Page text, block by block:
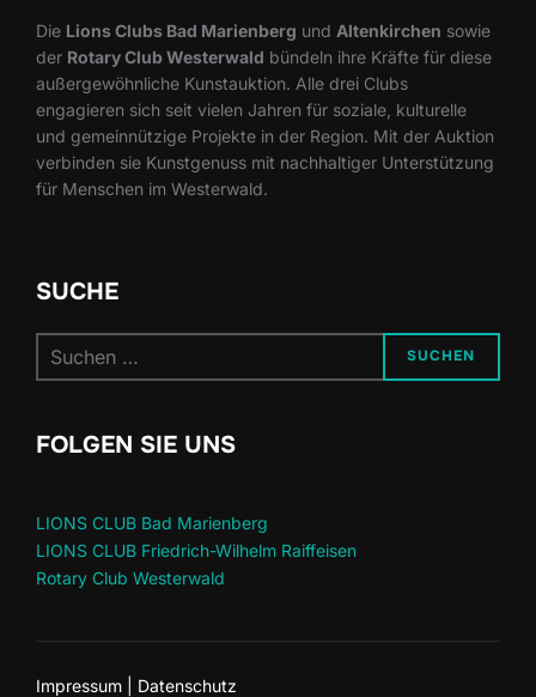
Die Lions Clubs Bad Marienberg und Altenkirchen sowie
der Rotary Club Westerwald bündeln ihre Kräfte für diese
außergewöhnliche Kunstauktion. Alle drei Clubs
engagieren sich seit vielen Jahren für soziale, kulturelle
und gemeinnützige Projekte in der Region. Mit der Auktion
verbinden sie Kunstgenuss mit nachhaltiger Unterstützung
für Menschen im Westerwald.
SUCHE
nach:
SUCHEN
FOLGEN SIE UNS
LIONS CLUB Bad Marienberg
LIONS CLUB Friedrich-Wilhelm Raiffeisen
Rotary Club Westerwald
Impressum | Datenschutz